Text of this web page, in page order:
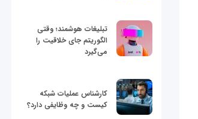
تبلیغات هوشمند؛ وقتی
الگوریتم جای خلاقیت را
می‌گیرد
کارشناس عملیات شبکه
کیست و چه وظایفی دارد؟